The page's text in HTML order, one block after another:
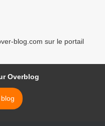
blog.com sur le portail
Overblog